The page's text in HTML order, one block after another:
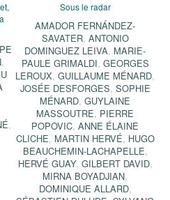
,
,
Sous le radar
AMADOR FERNÁNDEZ-
SAVATER, ANTONIO
DOMINGUEZ LEIVA, MARIE-
PAULE GRIMALDI, GEORGES
LEROUX,GUILLAUME MÉNARD,
JOSÉE DESFORGES, SOPHIE
MÉNARD,GUYLAINE
MASSOUTRE, PIERRE
POPOVIC,ANNE ÉLAINE
CLICHE, MARTIN HERVÉ, HUGO
BEAUCHEMIN-LACHAPELLE,
HERVÉ GUAY, GILBERT DAVID,
MIRNA BOYADJIAN,
DOMINIQUE ALLARD,